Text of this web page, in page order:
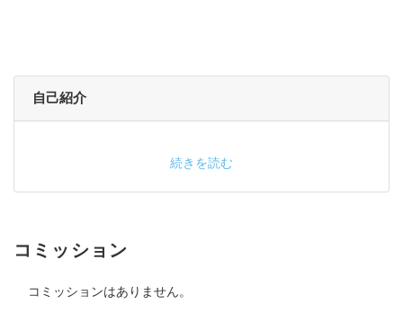
自己紹介
続きを読む
コミッション
コミッションはありません。